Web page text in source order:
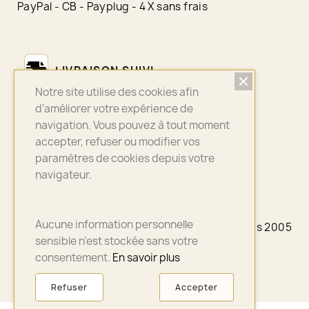
PayPal - CB - Payplug - 4 X sans frais
LIVRAISON SUIVI
Colissimo - Chronopost - Mondial Relay
ASSURANCE QUALITÉ
Bijoux sélectionnés avec soin
© 2026 - A3PLUS2 - La petite Française depuis 2005
- Paris
Notre site utilise des cookies afin
d’améliorer votre expérience de
navigation. Vous pouvez à tout moment
accepter, refuser ou modifier vos
paramètres de cookies depuis votre
navigateur.
Aucune information personnelle
sensible n’est stockée sans votre
consentement. En savoir plus
Accepter
Refuser